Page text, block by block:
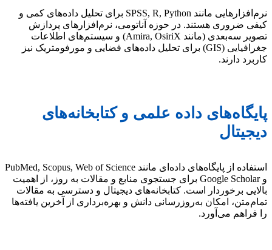
نرم‌افزارهایی مانند SPSS, R, Python برای تحلیل داده‌های کمی و
کیفی ضروری هستند. در حوزه آناتومی، نرم‌افزارهای پردازش
تصویر سه‌بعدی (مانند Amira, OsiriX) و سیستم‌های اطلاعات
جغرافیایی (GIS) برای تحلیل داده‌های فضایی و مورفومتریک نیز
کاربرد دارند.
پایگاه‌های داده علمی و کتابخانه‌های
دیجیتال
استفاده از پایگاه‌های داده‌ای مانند PubMed, Scopus, Web of Science
و Google Scholar برای جستجوی منابع و مقالات به روز، از اهمیت
بالایی برخوردار است. کتابخانه‌های دیجیتال و دسترسی به مقالات
تمام‌متن، امکان به‌روزرسانی دانش و بهره‌برداری از آخرین یافته‌ها
را فراهم می‌آورد.